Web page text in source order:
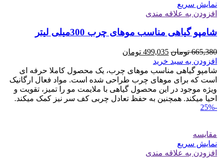
نمایش سریع
افزودن به علاقه مندی
شامپو گیاهی مناسب موهای چرب 300میلی لیتر
665,380 تومان قیمت
اصلی
665,380 تومان
بود.
499,035 تومان
499,035 تومان
است.
افزودن به سبد خرید
شامپو گیاهی مناسب موهای چرب، یک محصول کاملا حرفه ای
است که برای موهای چرب طراحی­ شده است. مواد فعال ارگانیک
ویژه موجود در این محصول گیاهی با ملایمت مو را تمیز، تقویت و
احیا‌ میکند. همچنین به حفظ تعادل چربی کف سر نیز کمک می­کند.
-25%
مقايسه
نمایش سریع
افزودن به علاقه مندی